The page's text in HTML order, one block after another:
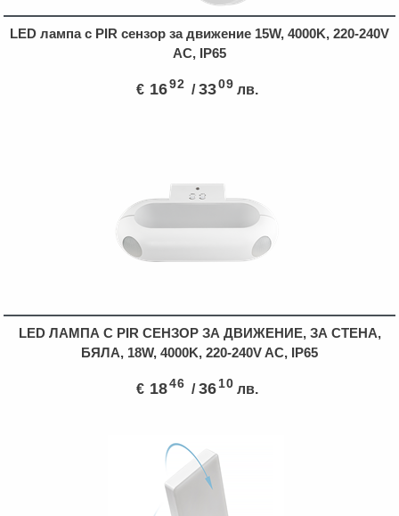
LED лампа с PIR сензор за движение 15W, 4000K, 220-240V
AC, IP65
€ 1692 /3309 лв.
LED ЛАМПА С PIR СЕНЗОР ЗА ДВИЖЕНИЕ, ЗА СТЕНА,
БЯЛА, 18W, 4000K, 220-240V AC, IP65
€ 1846 /36 10 лв.